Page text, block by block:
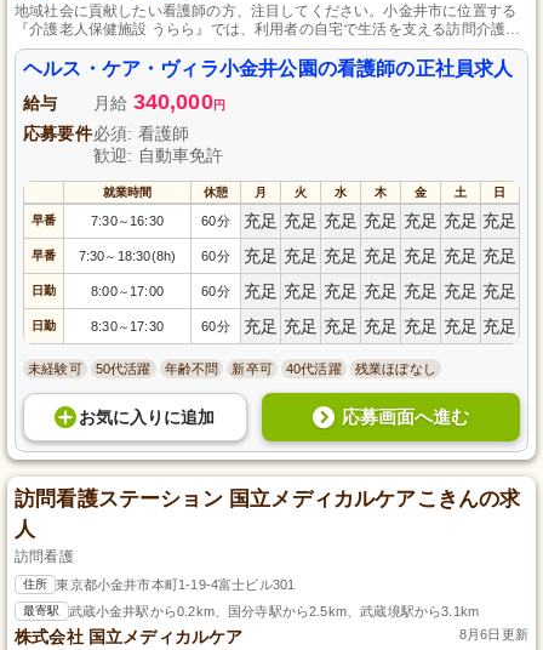
地域社会に貢献したい看護師の方、注目してください。小金井市に位置する
『介護老人保健施設 うらら』では、利用者の自宅で生活を支える訪問介護ス
タッフを募集しています。未経験でも挑戦でき、経験者はさらに活躍の場が
広がります。一人ひとりの利用者とじっくり向き合い、快適な自宅生活を支
援するこの仕事は、あなたの看護師としてのスキルを地域貢献に活かせる絶
好の機会です。
ヘルス・ケア・ヴィラ小金井公園の看護師の正社員求人
給与 月給 340,000円
応募要件必須: 看護師
歓迎: 自動車免許
就業時間 休憩 月 火 水 木 金 土 日
早番 7:30～ 16:30 60分 充足 充足 充足 充足 充足 充足 充足
早番 7:30～ 18:30(8h) 60分 充足 充足 充足 充足 充足 充足 充足
日勤 8:00～ 17:00 60分 充足 充足 充足 充足 充足 充足 充足
日勤 8:30～ 17:30 60分 充足 充足 充足 充足 充足 充足 充足
未経験可 50代活躍 年齢不問 新卒可 40代活躍 残業ほぼなし
お気に入り に追加 応募画面へ進む
訪問看護ステーション 国立メディカルケアこきんの求
人
訪問看護
住所 東京都小金井市本町1-19-4富士ビル301
最寄駅 武蔵小金井駅から0.2km、国分寺駅から2.5km、武蔵境駅から3.1km
株式会社 国立メディカルケア 8月6日更新